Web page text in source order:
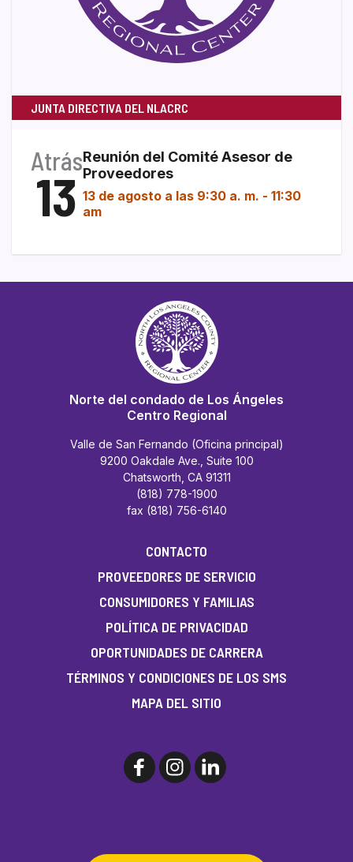
JUNTA DIRECTIVA DEL NLACRC
Atrás
13
Reunión del Comité Asesor de
Proveedores
13 de agosto a las 9:30 a. m. - 11:30
am
Norte del condado de Los Ángeles
Centro Regional
Valle de San Fernando (Oficina principal)
9200 Oakdale Ave., Suite 100
Chatsworth, CA 91311
(818) 778-1900
fax (818) 756-6140
CONTACTO
PROVEEDORES DE SERVICIO
CONSUMIDORES Y FAMILIAS
POLÍTICA DE PRIVACIDAD
OPORTUNIDADES DE CARRERA
TÉRMINOS Y CONDICIONES DE LOS SMS
MAPA DEL SITIO